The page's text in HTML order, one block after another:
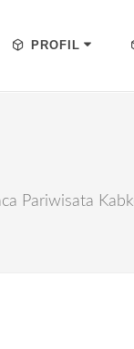
PROFIL
Pariwisata